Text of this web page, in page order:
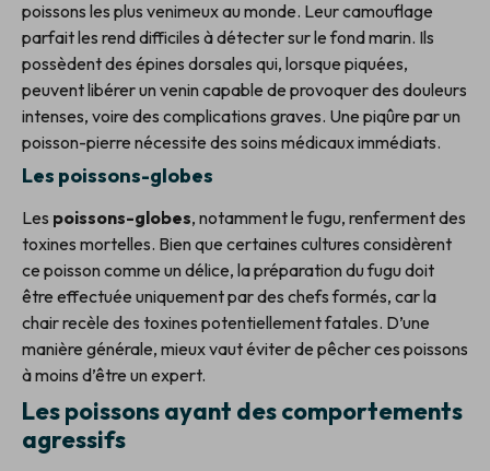
poissons les plus venimeux au monde. Leur camouflage
parfait les rend difficiles à détecter sur le fond marin. Ils
possèdent des épines dorsales qui, lorsque piquées,
peuvent libérer un venin capable de provoquer des douleurs
intenses, voire des complications graves. Une piqûre par un
poisson-pierre nécessite des soins médicaux immédiats.
Les poissons-globes
Les poissons-globes, notamment le fugu, renferment des
toxines mortelles. Bien que certaines cultures considèrent
ce poisson comme un délice, la préparation du fugu doit
être effectuée uniquement par des chefs formés, car la
chair recèle des toxines potentiellement fatales. D’une
manière générale, mieux vaut éviter de pêcher ces poissons
à moins d’être un expert.
Les poissons ayant des comportements
agressifs